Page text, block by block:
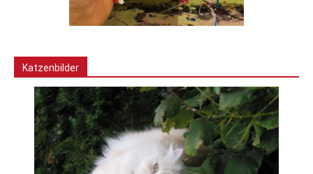
Katzenbilder